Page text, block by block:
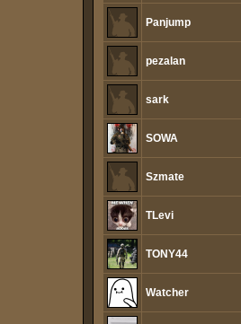
Panjump
pezalan
sark
SOWA
Szmate
TLevi
TONY44
Watcher